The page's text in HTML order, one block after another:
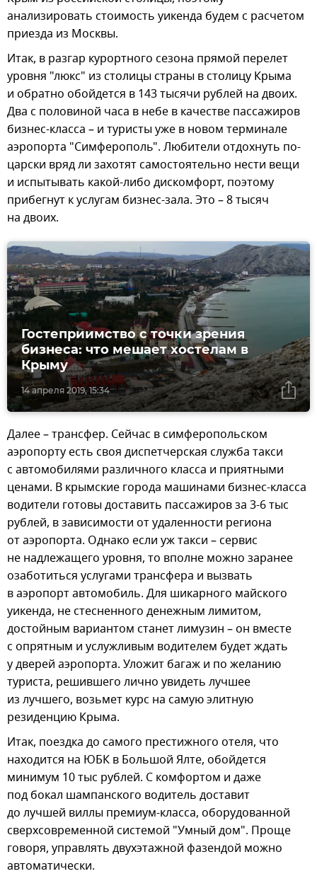
анализировать стоимость уикенда будем с расчетом
приезда из Москвы.
Итак, в разгар курортного сезона прямой перелет
уровня "люкс" из столицы страны в столицу Крыма
и обратно обойдется в 143 тысячи рублей на двоих.
Два с половиной часа в небе в качестве пассажиров
бизнес-класса – и туристы уже в новом терминале
аэропорта "Симферополь". Любители отдохнуть по-
царски вряд ли захотят самостоятельно нести вещи
и испытывать какой-либо дискомфорт, поэтому
прибегнут к услугам бизнес-зала. Это – 8 тысяч
на двоих.
14 апреля 2019, 15:34
Гостеприимство с точки зрения
бизнеса: что мешает хостелам в
Крыму
Далее – трансфер. Сейчас в симферопольском
аэропорту есть своя диспетчерская служба такси
с автомобилями различного класса и приятными
ценами. В крымские города машинами бизнес-класса
водители готовы доставить пассажиров за 3-6 тыс
рублей, в зависимости от удаленности региона
от аэропорта. Однако если уж такси – сервис
не надлежащего уровня, то вполне можно заранее
озаботиться услугами трансфера и вызвать
в аэропорт автомобиль. Для шикарного майского
уикенда, не стесненного денежным лимитом,
достойным вариантом станет лимузин – он вместе
с опрятным и услужливым водителем будет ждать
у дверей аэропорта. Уложит багаж и по желанию
туриста, решившего лично увидеть лучшее
из лучшего, возьмет курс на самую элитную
резиденцию Крыма.
Итак, поездка до самого престижного отеля, что
находится на ЮБК в Большой Ялте, обойдется
минимум 10 тыс рублей. С комфортом и даже
под бокал шампанского водитель доставит
до лучшей виллы премиум-класса, оборудованной
сверхсовременной системой "Умный дом". Проще
говоря, управлять двухэтажной фазендой можно
автоматически.